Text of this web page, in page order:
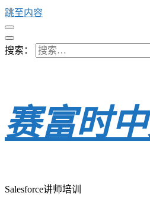
跳至内容
搜索：
赛富时
Salesforce讲师培训